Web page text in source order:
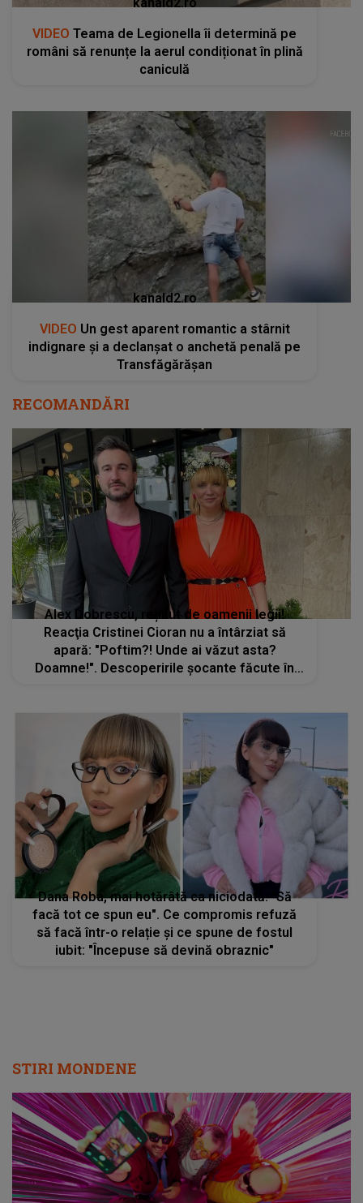
VIDEO Teama de Legionella îi determină pe
români să renunțe la aerul condiționat în plină
caniculă
kanald2.ro
VIDEO Un gest aparent romantic a stârnit
indignare și a declanșat o anchetă penală pe
Transfăgărășan
RECOMANDĂRI
Alex Dobrescu, reținut de oamenii legii!
Reacţia Cristinei Cioran nu a întârziat să
apară: "Poftim?! Unde ai văzut asta?
Doamne!". Descoperirile șocante făcute în
Dana Roba, mai hotărâtă ca niciodată: "Să
facă tot ce spun eu". Ce compromis refuză
să facă într-o relație și ce spune de fostul
iubit: "Începuse să devină obraznic"
STIRI MONDENE